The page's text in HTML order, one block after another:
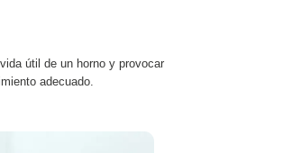
útil de un horno y provocar
adecuado.